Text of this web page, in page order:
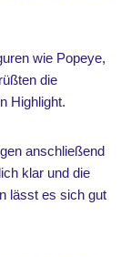
wie Popeye,
die
Highlight.
anschließend
klar und die
lässt es sich gut